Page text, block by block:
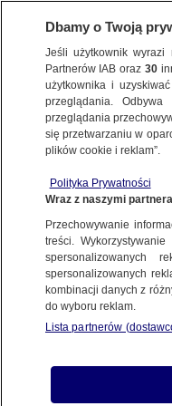
ŚWIAT
szczepionkowe
i prace nad
szczepień
22.01.2022, 07:47
Udostępnij
W Portugalii
najwyższą liczbą
Dbamy o Twoją
Jeśli użytkownik
Partnerów IAB oraz30
użytkownika i
przeglądania.
przeglądania
się przetwarzaniu w
plików cookie i reklam”.
Polityka Prywatności
Wraz z naszymi
Przechowywanie
treści.
spersonalizowanych
spersonalizowanych
kombinacji danych z
do wyboru reklam.
Lista partnerów